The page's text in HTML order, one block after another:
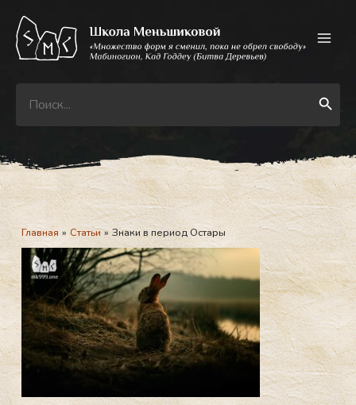
содержимому
Search
for:
Search Button
Главная Статьи Знаки в период Остары